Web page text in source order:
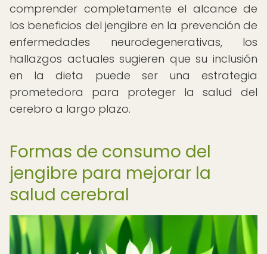
comprender completamente el alcance de
los beneficios del jengibre en la prevención de
enfermedades neurodegenerativas, los
hallazgos actuales sugieren que su inclusión
en la dieta puede ser una estrategia
prometedora para proteger la salud del
cerebro a largo plazo.
Formas de consumo del
jengibre para mejorar la
salud cerebral